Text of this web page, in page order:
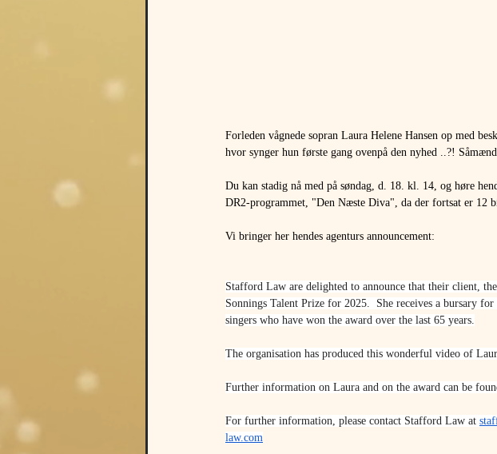
Forleden vågnede sopran Laura Helene Hansen op med
hvor synger hun første gang ovenpå den nyhed ..?!
Du kan stadig nå med på søndag, d. 18. kl. 14, og høre
DR2-programmet, "Den Næste Diva", da der fortsat er 12
Vi bringer her hendes agenturs announcement:
Stafford Law are delighted to announce that their client,
Sonnings Talent Prize for 2025.  She receives a bursary
singers who have won the award over the last 65 years.
The organisation has produced this wonderful video of
Further information on Laura and on the award can be
For further information, please contact Stafford Law at
law.com